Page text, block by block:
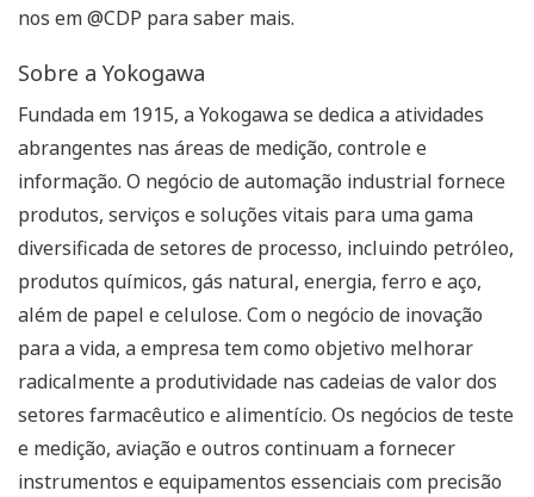
nos em @CDP para saber mais.
Sobre a Yokogawa
Fundada em 1915, a Yokogawa se dedica a atividades
abrangentes nas áreas de medição, controle e
informação. O negócio de automação industrial fornece
produtos, serviços e soluções vitais para uma gama
diversificada de setores de processo, incluindo petróleo,
produtos químicos, gás natural, energia, ferro e aço,
além de papel e celulose. Com o negócio de inovação
para a vida, a empresa tem como objetivo melhorar
radicalmente a produtividade nas cadeias de valor dos
setores farmacêutico e alimentício. Os negócios de teste
e medição, aviação e outros continuam a fornecer
instrumentos e equipamentos essenciais com precisão